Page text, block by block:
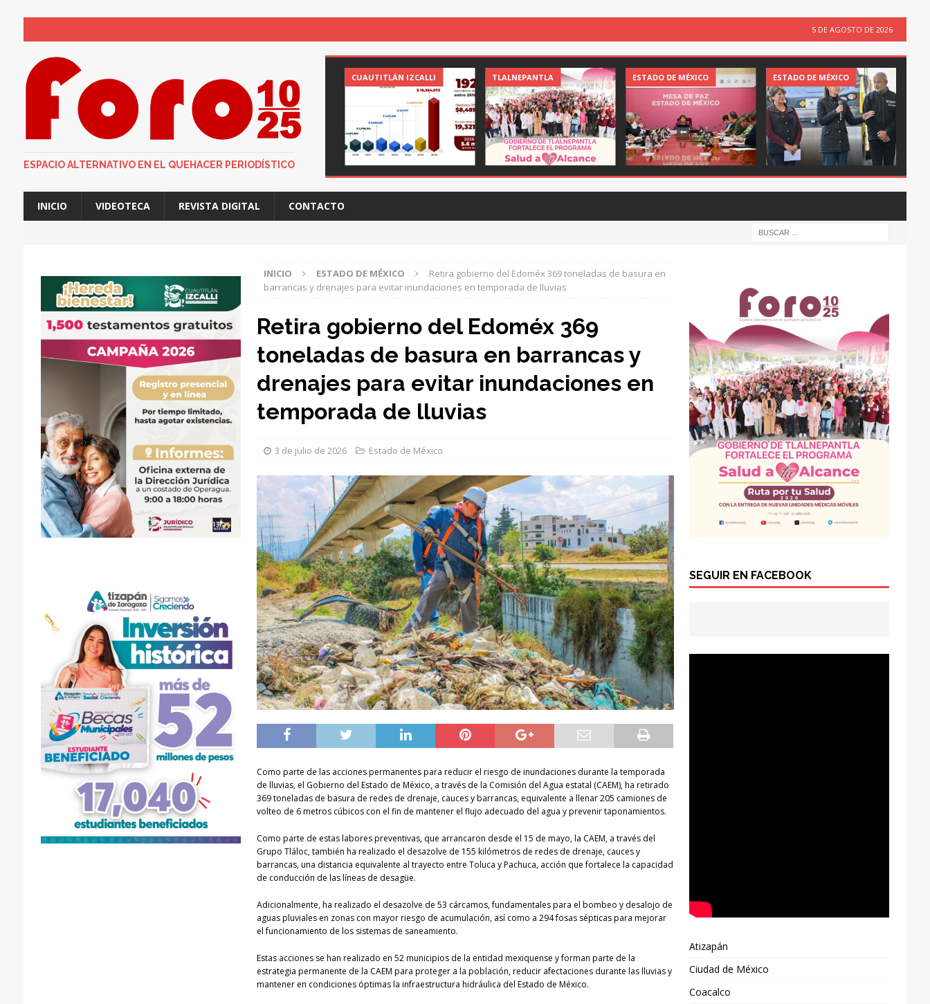
5 DE AGOSTO DE 2026
ESPACIO ALTERNATIVO EN EL QUEHACER PERIODÍSTICO
ESTADO DE MÉXICO CUAUTITLÁN IZCALLI CUAUTITLÁN IZCALLI TLALNEPANTLA ESTADO DE MÉXICO ESTADO DE MÉXICO
INICIO VIDEOTECA REVISTA DIGITAL CONTACTO
INICIO ESTADO DE MÉXICO
Retira gobierno del Edoméx 369 toneladas de basura en
barrancas y drenajes para evitar inundaciones en temporada de lluvias
Retira gobierno del Edoméx 369
toneladas de basura en barrancas y
drenajes para evitar inundaciones en
temporada de lluvias
3 de julio de 2026 Estado de México
Como parte de las acciones permanentes para reducir el riesgo de inundaciones durante la temporada
de lluvias, el Gobierno del Estado de México, a través de la Comisión del Agua estatal (CAEM), ha retirado
369 toneladas de basura de redes de drenaje, cauces y barrancas, equivalente a llenar 205 camiones de
volteo de 6 metros cúbicos con el fin de mantener el flujo adecuado del agua y prevenir taponamientos.
Como parte de estas labores preventivas, que arrancaron desde el 15 de mayo, la CAEM, a través del
Grupo Tláloc, también ha realizado el desazolve de 155 kilómetros de redes de drenaje, cauces y
barrancas, una distancia equivalente al trayecto entre Toluca y Pachuca, acción que fortalece la capacidad
de conducción de las líneas de desagüe.
Adicionalmente, ha realizado el desazolve de 53 cárcamos, fundamentales para el bombeo y desalojo de
aguas pluviales en zonas con mayor riesgo de acumulación, así como a 294 fosas sépticas para mejorar
el funcionamiento de los sistemas de saneamiento.
Estas acciones se han realizado en 52 municipios de la entidad mexiquense y forman parte de la
estrategia permanente de la CAEM para proteger a la población, reducir afectaciones durante las lluvias y
mantener en condiciones óptimas la infraestructura hidráulica del Estado de México.
SEGUIR EN FACEBOOK
Atizapán
Ciudad de México
Coacalco